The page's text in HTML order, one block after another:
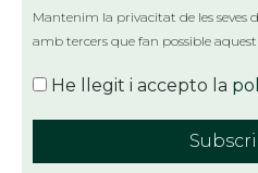
Mantenim la privacitat de les seves
amb tercers que fan possible aquest
He llegit i accepto la